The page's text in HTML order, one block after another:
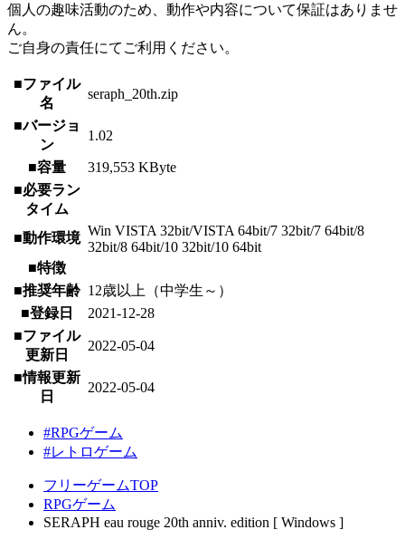
個人の趣味活動のため、動作や内容について保証はありませ
ん。
ご自身の責任にてご利用ください。
■ファイル
名
seraph_20th.zip
■バージョ
ン
1.02
■容量
319,553 KByte
■必要ラン
タイム
■動作環境 Win VISTA 32bit/VISTA 64bit/7 32bit/7 64bit/8
32bit/8 64bit/10 32bit/10 64bit
■特徴
■推奨年齢 12歳以上（中学生～）
■登録日
2021-12-28
■ファイル
更新日
2022-05-04
■情報更新
日
2022-05-04
#RPGゲーム
#レトロゲーム
フリーゲームTOP
RPGゲーム
SERAPH eau rouge 20th anniv. edition [ Windows ]